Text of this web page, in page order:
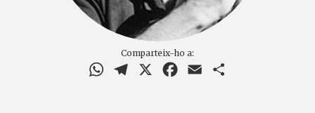
Comparteix-ho a:
WhatsAppTelegram Facebook
Email